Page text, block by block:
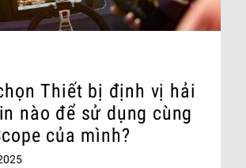
Thiết bị định vị hải
nào để sử dụng cùng
của mình?